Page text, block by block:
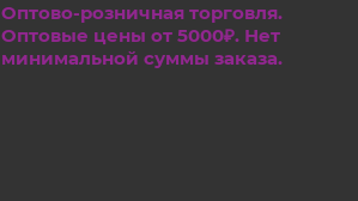
Оптово-розничная торговля.
Оптовые цены от 5000₽. Нет
минимальной суммы заказа.